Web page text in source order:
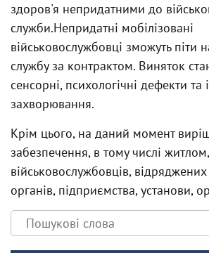
здоров'я непридатними до
служби.Непридатні мобілізовані
військовослужбовці зможуть піти
службу за контрактом. Виняток
сенсорні, психологічні дефекти та
захворювання.
Крім цього, на даний момент
забезпечення, в тому числі житлом,
військовослужбовців,
органів, підприємства, установи,